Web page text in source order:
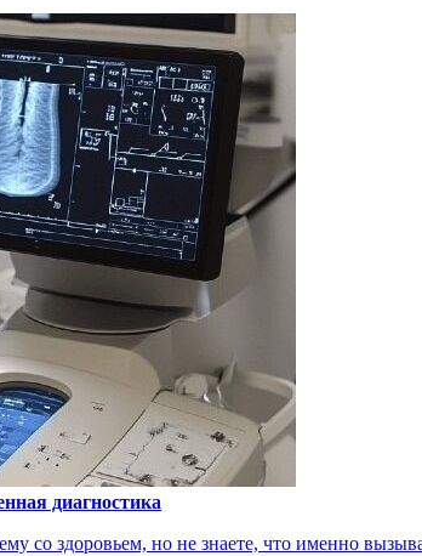
диагностика
со здоровьем, но не знаете, что именно